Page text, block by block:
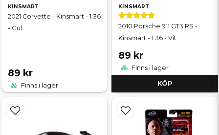
KINSMART
2021 Corvette - Kinsmart - 1:36
- Gul
89 kr
Finns i lager
KINSMART
2010 Porsche 911 GT3 RS -
Kinsmart - 1:36 - Vit
89 kr
Finns i lager
KÖP